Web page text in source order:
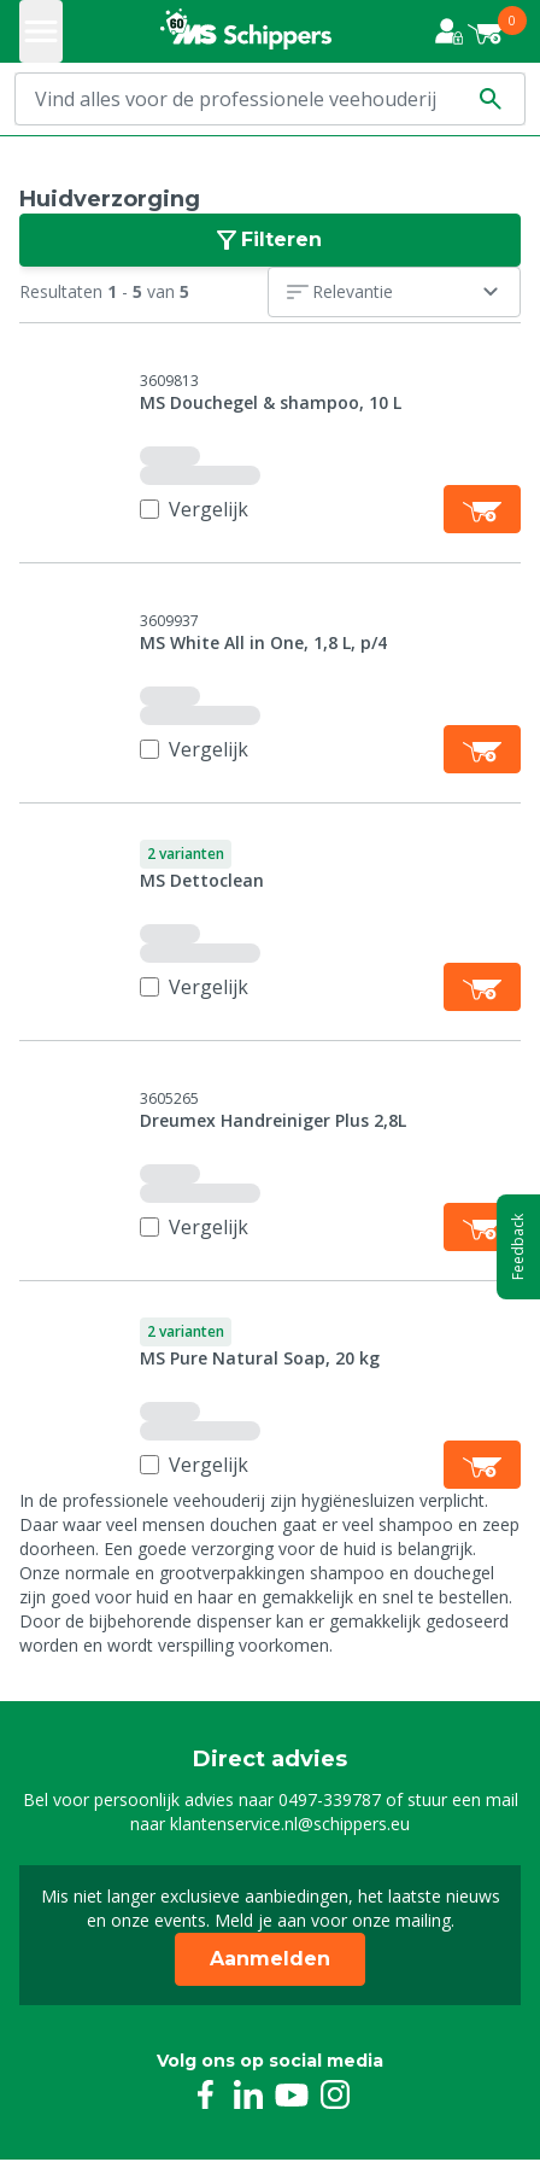
0
Huidverzorging
Filteren
Resultaten 1 - 5 van 5 Relevantie
3609813
MS Douchegel & shampoo, 10 L
Vergelijk
3609937
MS White All in One, 1,8 L, p/4
Vergelijk
2 varianten
MS Dettoclean
Vergelijk
3605265
Dreumex Handreiniger Plus 2,8L
Vergelijk
2 varianten
MS Pure Natural Soap, 20 kg
Vergelijk
In de professionele veehouderij zijn hygiënesluizen verplicht.
Daar waar veel mensen douchen gaat er veel shampoo en zeep
doorheen. Een goede verzorging voor de huid is belangrijk.
Onze normale en grootverpakkingen shampoo en douchegel
zijn goed voor huid en haar en gemakkelijk en snel te bestellen.
Door de bijbehorende dispenser kan er gemakkelijk gedoseerd
worden en wordt verspilling voorkomen.
Direct advies
Bel voor persoonlijk advies naar0497-339787of stuur een mail
naarklantenservice.nl@schippers.eu
Mis niet langer exclusieve aanbiedingen, het laatste nieuws
en onze events. Meld je aan voor onze mailing.
Schrijf je in voor onze
Aanmelden
Volg ons op social media
Feedback